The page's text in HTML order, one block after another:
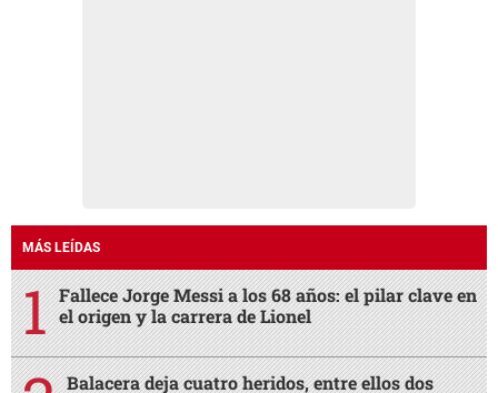
MÁS LEÍDAS
Fallece Jorge Messi a los 68 años: el pilar clave en
el origen y la carrera de Lionel
Balacera deja cuatro heridos, entre ellos dos